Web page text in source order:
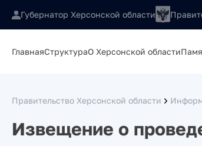
Губернатор Херсонской области
ГлавнаяСтруктураО Херсонской области
Правительство Херсонской области
Извещение о